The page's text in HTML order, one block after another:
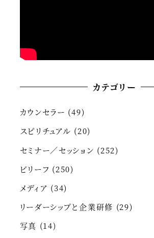
カテゴリー
カウンセラー (49)
スピリチュアル (20)
セミナー／セッション (252)
ビリーフ (250)
メディア (34)
リーダーシップと企業研修 (29)
写真 (14)